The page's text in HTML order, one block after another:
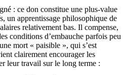
: ce don constitue une plus-value
un apprentissage philosophique de
relativement bas. Il compense,
conditions d’embauche parfois peu
mort « paisible », qui s’est
clairement encourager les
leur travail sur le long terme :